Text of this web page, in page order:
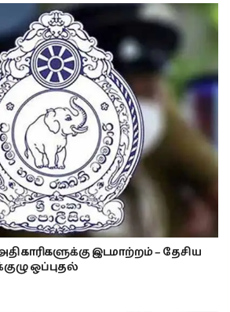
இடமாற்றம் – தேசிய
ஒப்புதல்